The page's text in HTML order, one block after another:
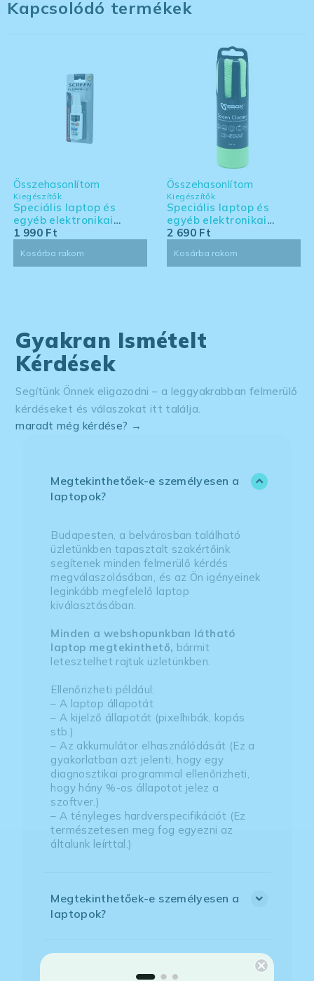
Kapcsolódó termékek
Kiegészítők
Speciális laptop és
egyéb elektronikai
eszköz tisztító készlet -
Összehasonlítom
1 990 Ft
Kosárba rakom
Kiegészítők
Speciális laptop és
egyéb elektronikai
eszköz tisztító készlet -
Összehasonlítom
2 690 Ft
Kosárba rakom
Gyakran Ismételt
Kérdések
Segítünk Önnek eligazodni – a leggyakrabban felmerülő
kérdéseket és válaszokat itt találja.
maradt még kérdése? →
Megtekinthetőek-e személyesen a
laptopok?
Budapesten, a belvárosban található
üzletünkben tapasztalt szakértőink
segítenek minden felmerülő kérdés
megválaszolásában, és az Ön igényeinek
leginkább megfelelő laptop
kiválasztásában.
Minden a webshopunkban látható
laptop megtekinthető, bármit
letesztelhet rajtuk üzletünkben.
Ellenőrizheti például:
– A laptop állapotát
– A kijelző állapotát (pixelhibák, kopás
stb.)
– Az akkumulátor elhasználódását (Ez a
gyakorlatban azt jelenti, hogy egy
diagnosztikai programmal ellenőrizheti,
hogy hány %-os állapotot jelez a
szoftver.)
– A tényleges hardverspecifikációt (Ez
természetesen meg fog egyezni az
általunk leírttal.)
Megtekinthetőek-e személyesen a
laptopok?